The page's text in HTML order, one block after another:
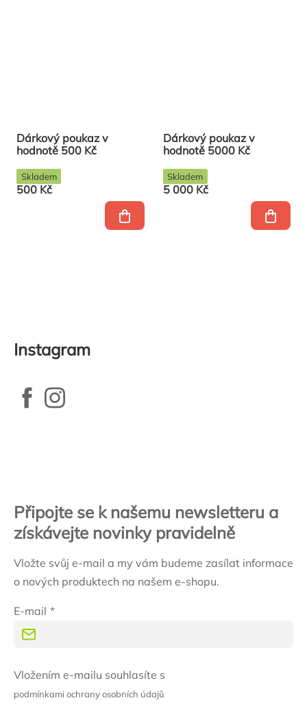
Dárkový poukaz v
hodnotě 500 Kč
500 Kč
Skladem
Dárkový poukaz v
hodnotě 5000 Kč
5 000 Kč
Skladem
Instagram
Připojte se k našemu newsletteru a
získávejte novinky pravidelně
Vložte svůj e-mail a my vám budeme zasílat informace
o nových produktech na našem e-shopu.
E-mail
Vložením e-mailu souhlasíte s
podmínkami ochrany osobních údajů